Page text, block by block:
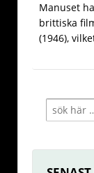
Manuset
brittiska
(1946),